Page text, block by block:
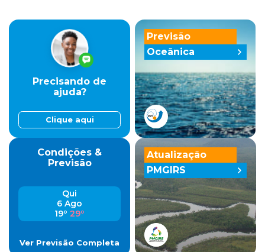
Previsão
Oceânica
Precisando de
ajuda?
Clique aqui
Condições &
Previsão
Qui
6 Ago
19º 29º
Ver Previsão Completa
Atualização
PMGIRS